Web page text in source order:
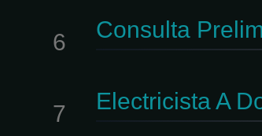
6 Consulta
7 Electricista A